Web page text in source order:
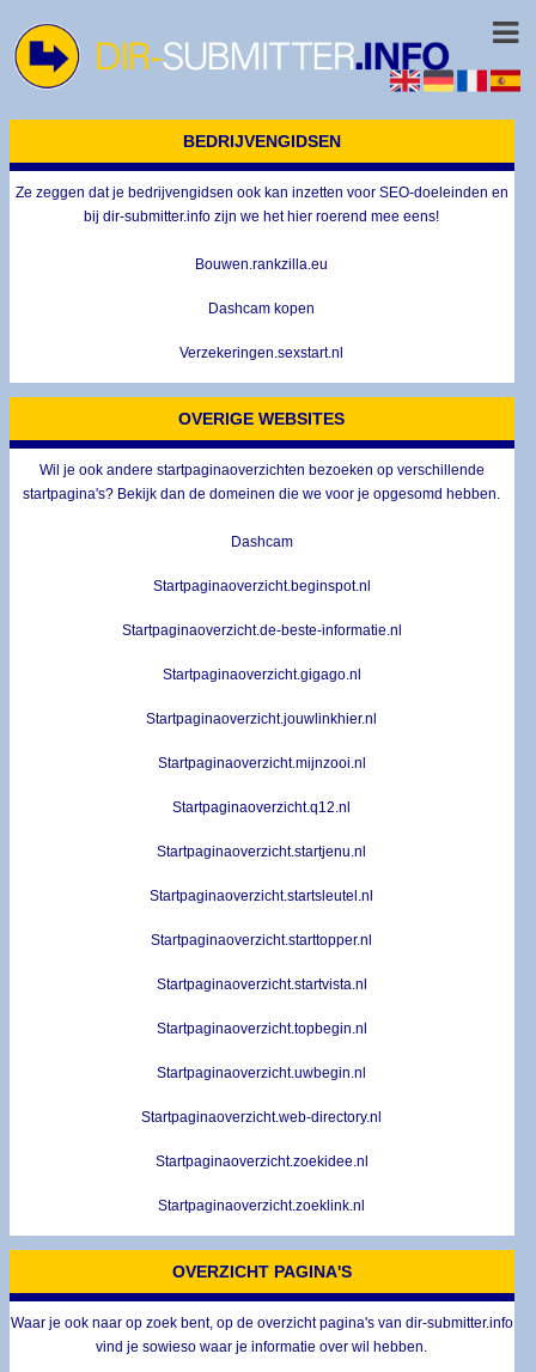
BEDRIJVENGIDSEN
Ze zeggen dat je bedrijvengidsen ook kan inzetten voor SEO-doeleinden en
bij dir-submitter.info zijn we het hier roerend mee eens!
Bouwen.rankzilla.eu
Dashcam kopen
Verzekeringen.sexstart.nl
OVERIGE WEBSITES
Wil je ook andere startpaginaoverzichten bezoeken op verschillende
startpagina's? Bekijk dan de domeinen die we voor je opgesomd hebben.
Dashcam
Startpaginaoverzicht.beginspot.nl
Startpaginaoverzicht.de-beste-informatie.nl
Startpaginaoverzicht.gigago.nl
Startpaginaoverzicht.jouwlinkhier.nl
Startpaginaoverzicht.mijnzooi.nl
Startpaginaoverzicht.q12.nl
Startpaginaoverzicht.startjenu.nl
Startpaginaoverzicht.startsleutel.nl
Startpaginaoverzicht.starttopper.nl
Startpaginaoverzicht.startvista.nl
Startpaginaoverzicht.topbegin.nl
Startpaginaoverzicht.uwbegin.nl
Startpaginaoverzicht.web-directory.nl
Startpaginaoverzicht.zoekidee.nl
Startpaginaoverzicht.zoeklink.nl
OVERZICHT PAGINA'S
Waar je ook naar op zoek bent, op de overzicht pagina's van dir-submitter.info
vind je sowieso waar je informatie over wil hebben.